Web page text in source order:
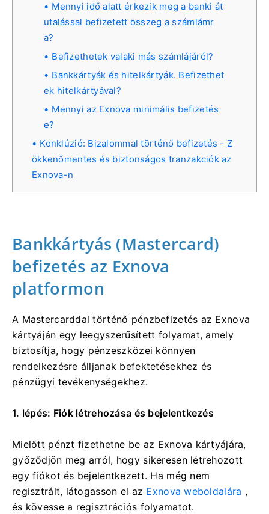
Mennyi idő alatt érkezik meg a banki át
utalással befizetett összeg a számlámr
a?
Befizethetek valaki más számlájáról?
Bankkártyák és hitelkártyák. Befizethet
ek hitelkártyával?
Mennyi az Exnova minimális befizetés
e?
Konklúzió: Bizalommal történő befizetés - Z
ökkenőmentes és biztonságos tranzakciók az
Exnova-n
Bankkártyás (Mastercard)
befizetés az Exnova
platformon
A Mastercarddal történő pénzbefizetés az Exnova
kártyáján egy leegyszerűsített folyamat, amely
biztosítja, hogy pénzeszközei könnyen
rendelkezésre álljanak befektetésekhez és
pénzügyi tevékenységekhez.
1. lépés: Fiók létrehozása és bejelentkezés
Mielőtt pénzt fizethetne be az Exnova kártyájára,
győződjön meg arról, hogy sikeresen létrehozott
egy fiókot és bejelentkezett. Ha még nem
regisztrált, látogasson el az Exnova weboldalára ,
és kövesse a regisztrációs folyamatot.